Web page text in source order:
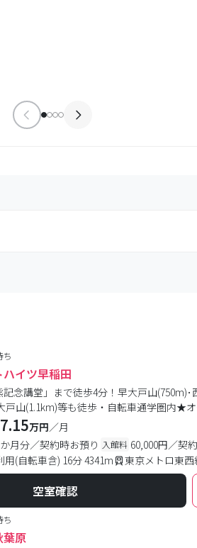
ち
イツ早稲田
念講堂」まで徒歩4分！早大戸山(750m)
戸山(1.1km)等も徒歩・自転車通学圏内★
防犯モニター付きで安心♪物件周辺スー
7.15万円／月
月分／契約時お預り 入館料 60,000円／契
(自転車含) 16分 4341m
東京メトロ東
空室確認
ち
葉原